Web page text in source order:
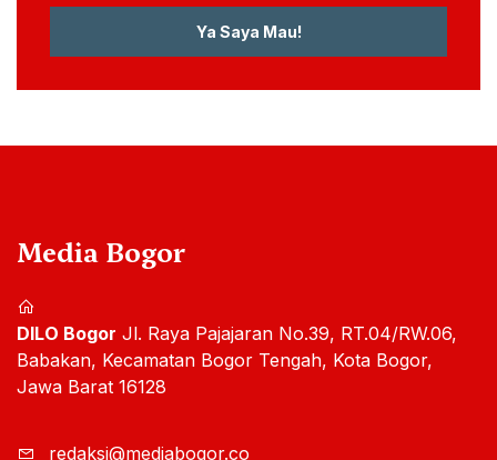
Ya Saya Mau!
Media Bogor
DILO Bogor Jl. Raya Pajajaran No.39, RT.04/RW.06,
Babakan, Kecamatan Bogor Tengah, Kota Bogor,
Jawa Barat 16128
redaksi@mediabogor.co